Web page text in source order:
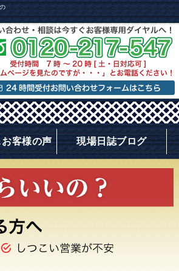
客様の声 現場日誌ブログ